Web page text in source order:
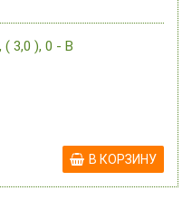
3,0 ), 0 - В
В КОРЗИНУ